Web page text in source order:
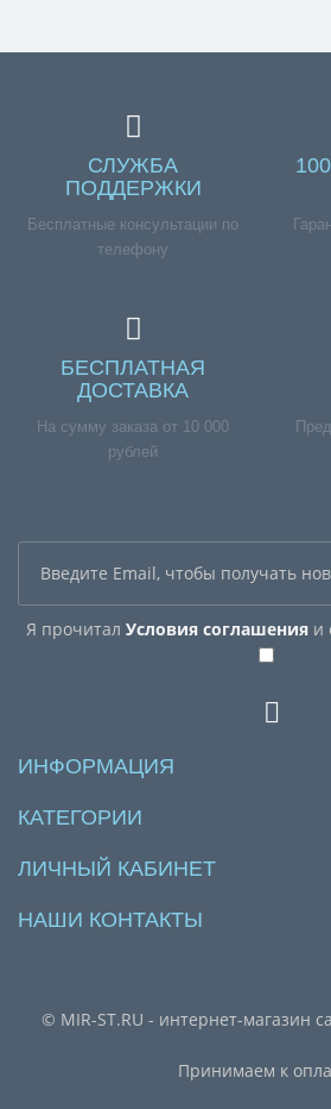
СЛУЖБА
ПОДДЕРЖКИ
Бесплатные консультации по
телефону
БЕСПЛАТНАЯ
ДОСТАВКА
На сумму заказа от 10 000
рублей
Я прочитал Условия соглашенияи
ИНФОРМАЦИЯ
КАТЕГОРИИ
ЛИЧНЫЙ КАБИНЕТ
НАШИ КОНТАКТЫ
© MIR-ST.RU - интернет-магазин
Принимаем к